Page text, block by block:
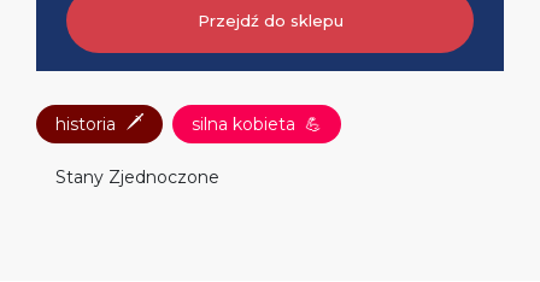
Przejdź do sklepu
historia 🗡 silna kobieta 💪
Stany Zjednoczone